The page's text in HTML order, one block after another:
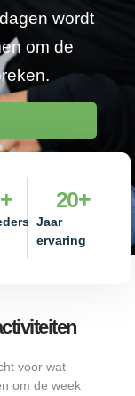
wordt
om de
+
Jaar
ervaring
20+
voor wat
om de week